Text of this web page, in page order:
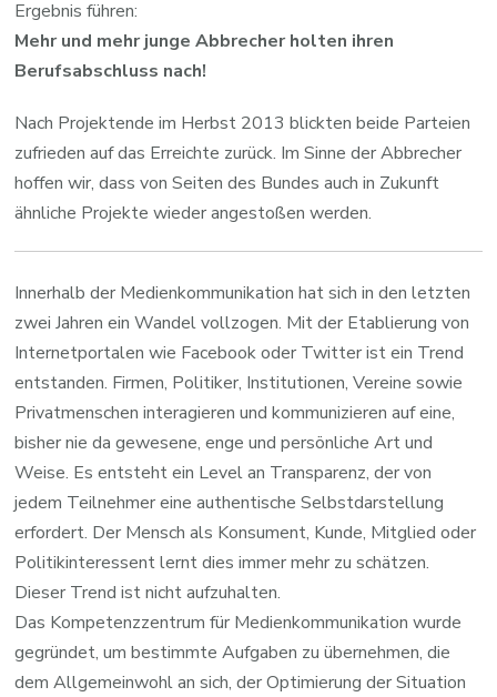
Ergebnis führen:
Mehr und mehr junge Abbrecher holten ihren
Berufsabschluss nach!
Nach Projektende im Herbst 2013 blickten beide Parteien
zufrieden auf das Erreichte zurück. Im Sinne der Abbrecher
hoffen wir, dass von Seiten des Bundes auch in Zukunft
ähnliche Projekte wieder angestoßen werden.
Innerhalb der Medienkommunikation hat sich in den letzten
zwei Jahren ein Wandel vollzogen. Mit der Etablierung von
Internetportalen wie Facebook oder Twitter ist ein Trend
entstanden. Firmen, Politiker, Institutionen, Vereine sowie
Privatmenschen interagieren und kommunizieren auf eine,
bisher nie da gewesene, enge und persönliche Art und
Weise. Es entsteht ein Level an Transparenz, der von
jedem Teilnehmer eine authentische Selbstdarstellung
erfordert. Der Mensch als Konsument, Kunde, Mitglied oder
Politikinteressent lernt dies immer mehr zu schätzen.
Dieser Trend ist nicht aufzuhalten.
Das Kompetenzzentrum für Medienkommunikation wurde
gegründet, um bestimmte Aufgaben zu übernehmen, die
dem Allgemeinwohl an sich, der Optimierung der Situation